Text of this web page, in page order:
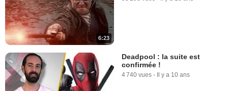
6:23
Deadpool : la suite est
confirmée !
4 740 vues - Il y a 10 ans